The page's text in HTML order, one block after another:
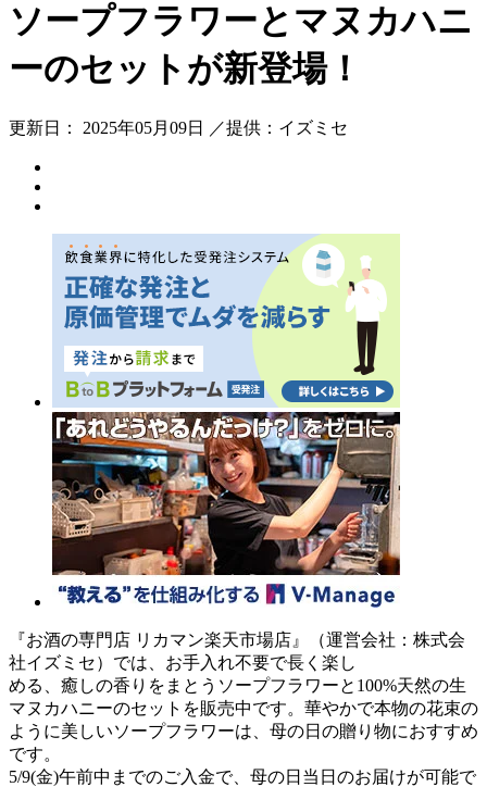
ソープフラワーとマヌカハニ
ーのセットが新登場！
更新日： 2025年05月09日 ／提供：イズミセ
『お酒の専門店 リカマン楽天市場店』（運営会社：株式会
社イズミセ）では、お手入れ不要で長く楽し
める、癒しの香りをまとうソープフラワーと100%天然の生
マヌカハニーのセットを販売中です。華やかで本物の花束の
ように美しいソープフラワーは、母の日の贈り物におすすめ
です。
5/9(金)午前中までのご入金で、母の日当日のお届けが可能で